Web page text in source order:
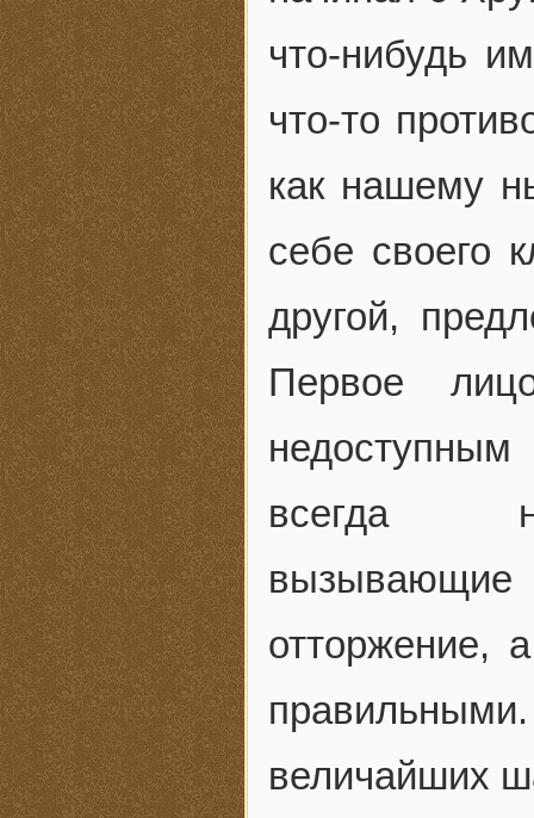
что-нибудь
что-то
как нашему
себе своего
другой,
Первое
всегда
отторжение,
величайших